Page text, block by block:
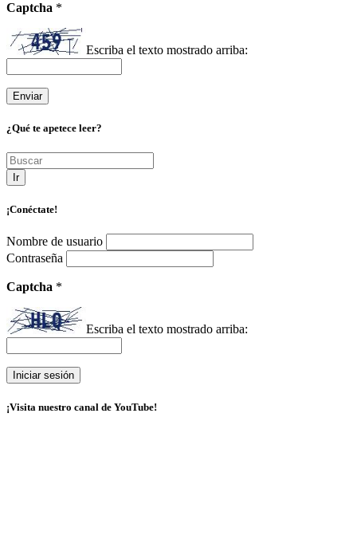
Captcha *
Escriba el texto mostrado arriba:
¿Qué te apetece leer?
Ir
¡Conéctate!
Nombre de usuario
Contraseña
Captcha *
Escriba el texto mostrado arriba:
¡Visita nuestro canal de YouTube!